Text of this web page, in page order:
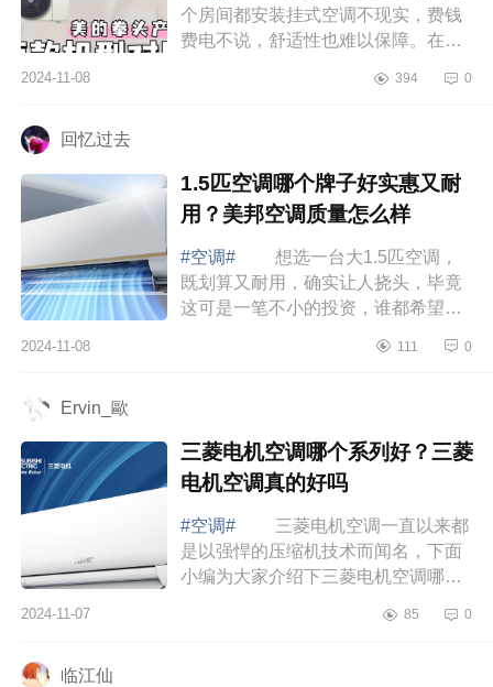
个房间都安装挂式空调不现实，费钱
费电不说，舒适性也难以保障。在众
的智慧空气管家中央空调，下面小编
2024-11-08 394 0
回忆过去
1.5匹空调哪个牌子好实惠又耐
用？美邦空调质量怎么样
#空调#
想选一台大1.5匹空调，
既划算又耐用，确实让人挠头，毕竟
这可是一笔不小的投资，谁都希望能
大家介绍下1.5匹空调哪个牌子好实惠
2024-11-08 111 0
Ervin_歐
三菱电机空调哪个系列好？三菱
电机空调真的好吗
#空调#
三菱电机空调一直以来都
是以强悍的压缩机技术而闻名，下面
小编为大家介绍下三菱电机空调哪个
三菱电机空调哪个系列好 三菱电
2024-11-07 85 0
临江仙